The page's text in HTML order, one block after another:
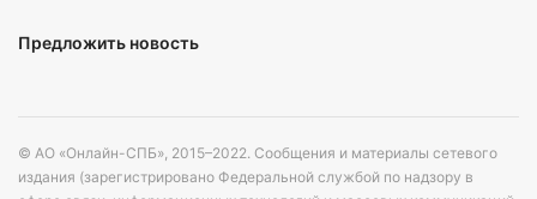
Предложить новость
© АО «Онлайн-СПБ», 2015–2022. Сообщения и материалы сетевого
издания (зарегистрировано Федеральной службой по надзору в